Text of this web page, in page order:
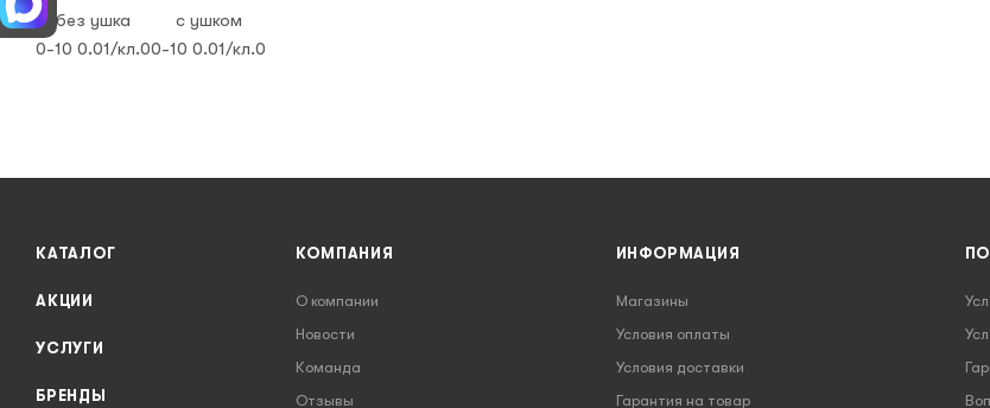
без ушка
с ушком
0-10 0.01/кл.00-10 0.01/кл.0
КАТАЛОГ
АКЦИИ
УСЛУГИ
БРЕНДЫ
КОМПАНИЯ
О компании
Новости
Команда
Отзывы
ИНФОРМАЦИЯ
Магазины
Условия оплаты
Условия доставки
Гарантия на товар